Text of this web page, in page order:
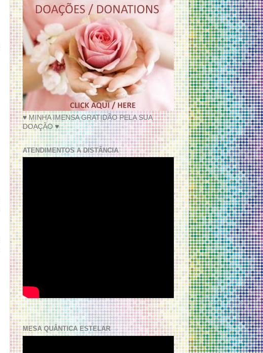
♥ MINHA IMENSA GRATIDÃO PELA SUA
DOAÇÃO ♥
ATENDIMENTOS A DISTÂNCIA
MESA QUÂNTICA ESTELAR